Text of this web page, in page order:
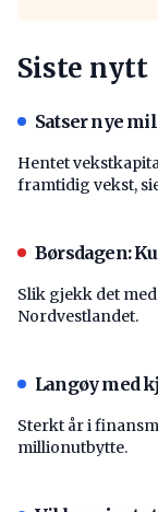
Siste nytt
Satser nye
Hentet
framtidig vekst,
Børsdagen:
Slik gjekk det
Nordvestlandet.
Langøy med
Sterkt år i
millionutbytte.